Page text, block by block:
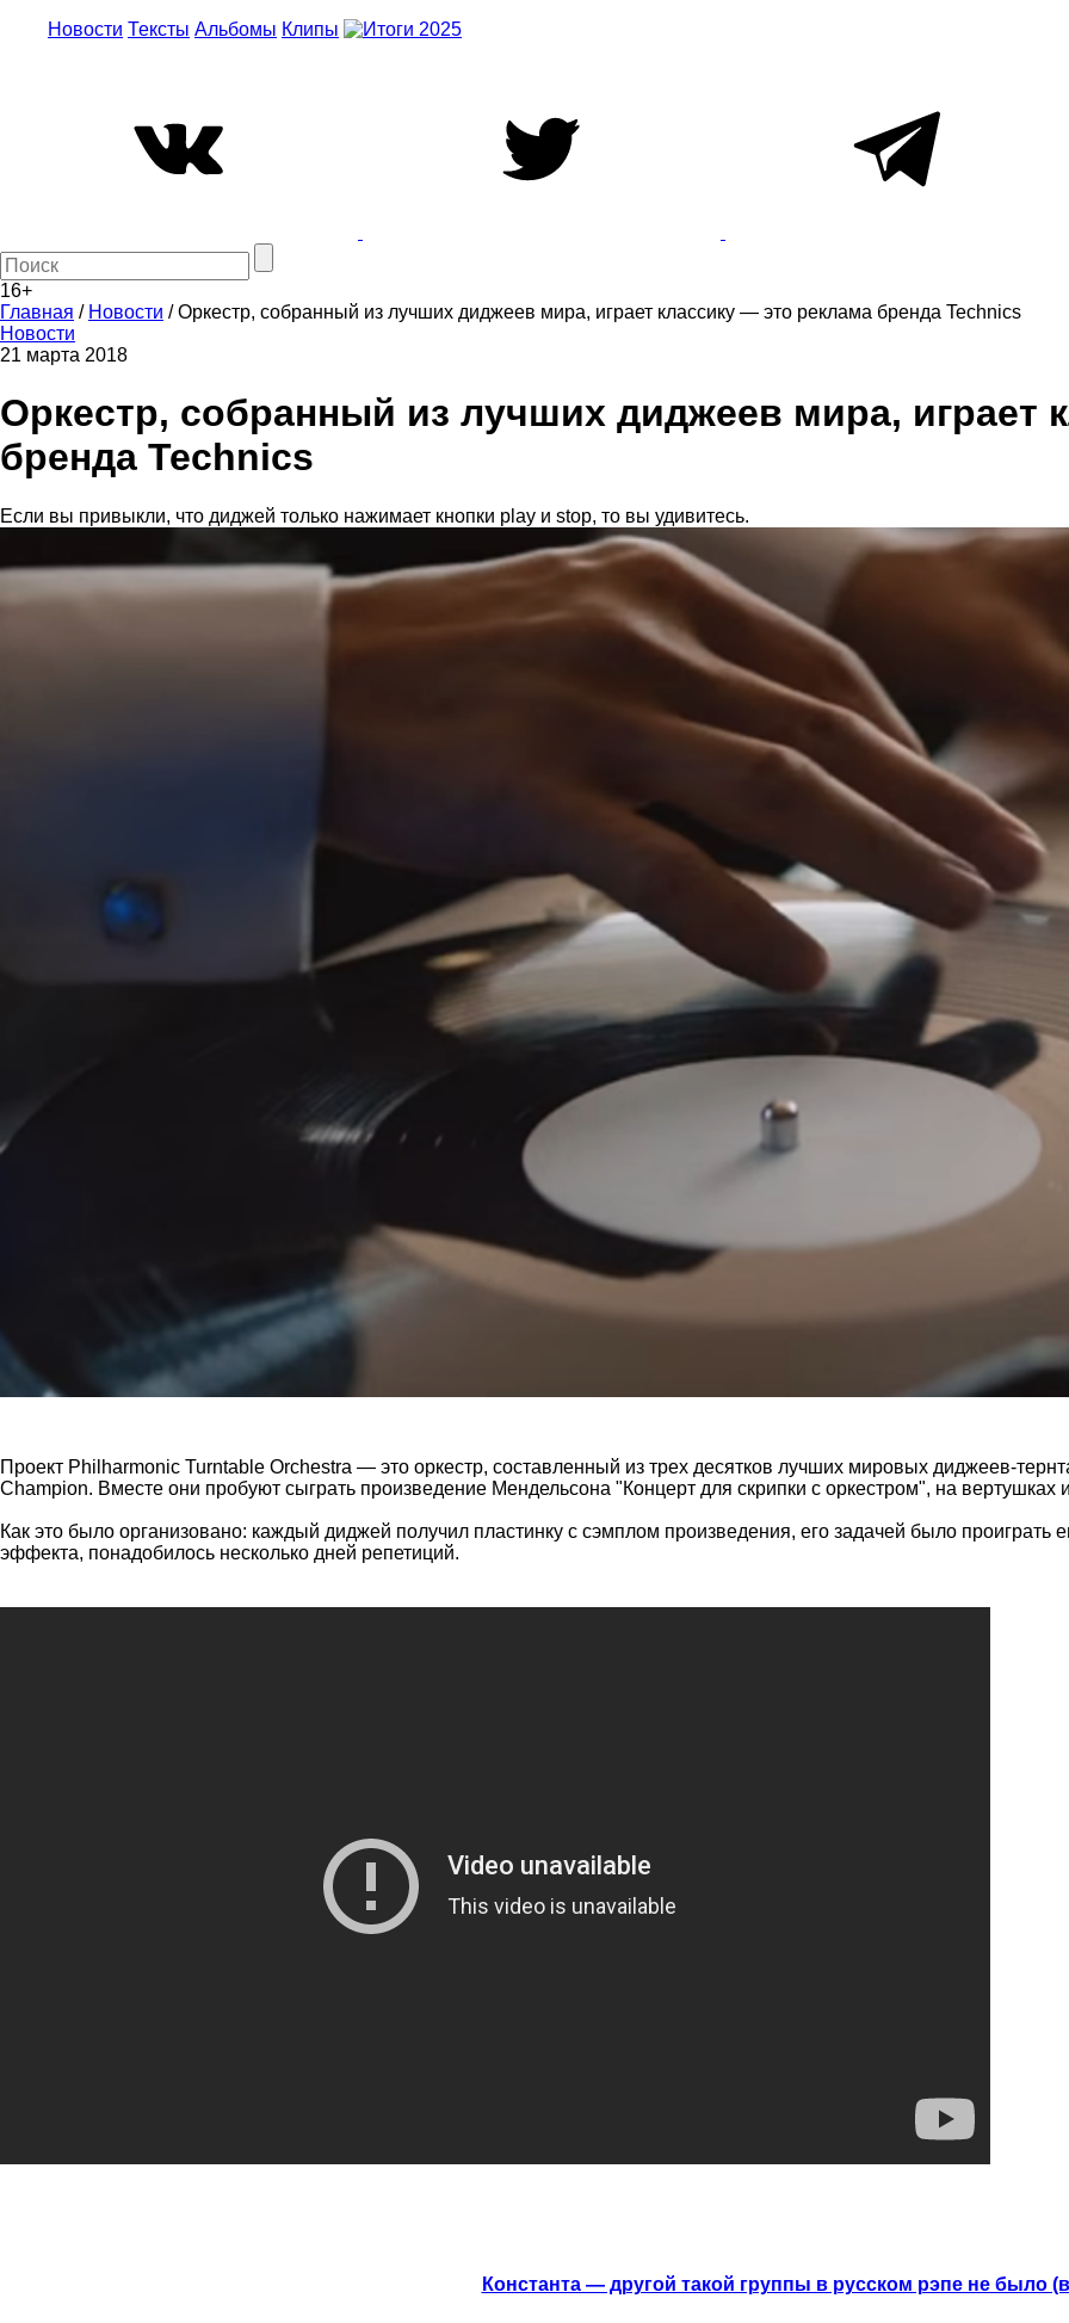
Новости Тексты Альбомы Клипы
16+
Главная / Новости /Оркестр, собранный из лучших диджеев мира, играет классику — это реклама бренда Technics
Новости
21 марта 2018
Оркестр, собранный из лучших диджеев мира, играет
бренда Technics
Если вы привыкли, что диджей только нажимает кнопки play и stop, то вы удивитесь.
Проект Philharmonic Turntable Orchestra — это оркестр, составленный из трех десятков лучших мировых диджеев-
Champion. Вместе они пробуют сыграть произведение Мендельсона "Концерт для скрипки с оркестром", на вертушках
Как это было организовано: каждый диджей получил пластинку с сэмплом произведения, его задачей было проиграть
эффекта, понадобилось несколько дней репетиций.
Константа — другой такой группы в русском рэпе не было